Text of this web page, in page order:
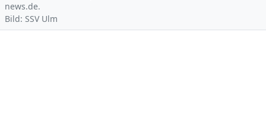
news.de.
Bild: SSV Ulm